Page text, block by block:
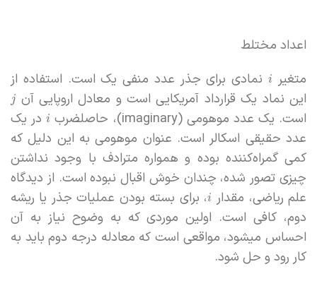
اعداد مختلط
متغیر iنمادی برای جذر عدد منفی یک است. استفاده از
این نماد یک قرارداد آمریکایی است و معادل اروپایی آن j
است. یک عدد موهومی (imaginary)، حاصلضرب iدر یک
عدد حقیقی اسکالر است. عنوان موهومی به این دلیل که
کمی گمراه‌کننده بوده و همواره مترادف با وجود نداشتن
چیزی تصور شده، چندان خوش اقبال نبوده است. از دیدگاه
علم ریاضی، مقدار i، برای بسته بودن عملیات جذر یا ریشه
دوم، کافی است. اولین موردی که به وضوح نیاز به آن
احساس میشود، مواقعی است که معادله درجه دوم باید به
کار رود و حل شود.